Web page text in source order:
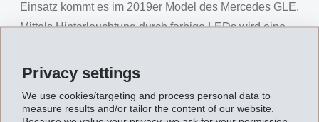
Privacy settings
We use cookies/targeting and process personal data to
measure results and/or tailor the content of our website.
Einsatz kommt es im 2019er Model des Mercedes GLE.
Mittels Hinterleuchtung durch farbige LEDs wird eine
was die hochwertige Mittelkonsole perfekt in Szene
aus dem amorphen Grilamid TR 30, für die ein